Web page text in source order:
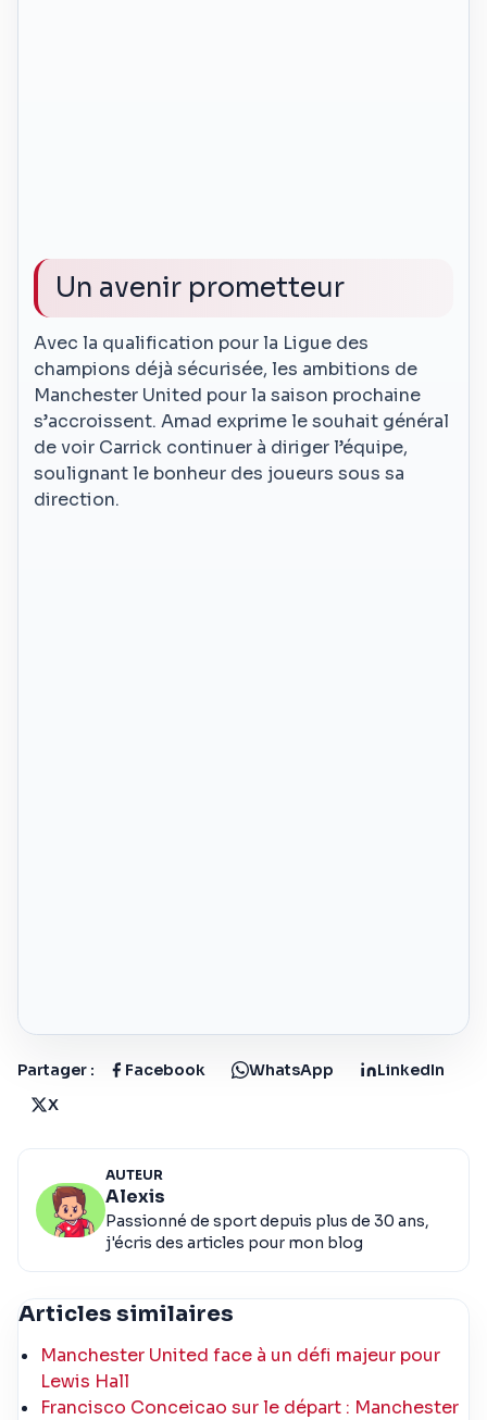
Un avenir prometteur
Avec la qualification pour la Ligue des
champions déjà sécurisée, les ambitions de
Manchester United pour la saison prochaine
s’accroissent. Amad exprime le souhait général
de voir Carrick continuer à diriger l’équipe,
soulignant le bonheur des joueurs sous sa
direction.
Partager : Facebook WhatsApp
LinkedIn
X
AUTEUR
Alexis
Passionné de sport depuis plus de 30 ans,
j'écris des articles pour mon blog
Articles similaires
Manchester United face à un défi majeur pour
Lewis Hall
Francisco Conceicao sur le départ : Manchester